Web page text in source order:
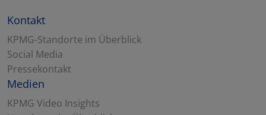
Kontakt
KPMG-Standorte im Überblick
Social Media
Pressekontakt
Medien
KPMG Video Insights